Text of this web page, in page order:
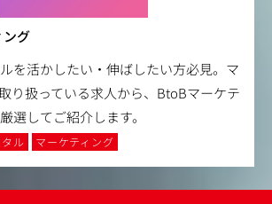
グ
を活かしたい・伸ばしたい方必見。マ
り扱っている求人から、BtoBマーケテ
選してご紹介します。
ル マーケティング